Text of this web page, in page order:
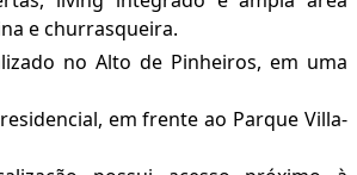
e churrasqueira.
no Alto de Pinheiros, em uma
em frente ao Parque Villa-